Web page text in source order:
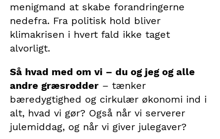
menigmand at skabe forandringerne
nedefra. Fra politisk hold bliver
klimakrisen i hvert fald ikke taget
alvorligt.
Så hvad med om vi – du og jeg og alle
andre græsrødder – tænker
bæredygtighed og cirkulær økonomi ind i
alt, hvad vi gør? Også når vi serverer
julemiddag, og når vi giver julegaver?